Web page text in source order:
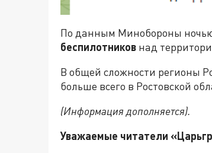
По данным Минобороны
беспилотников над
В общей сложности регионы
больше всего в Ростовской
(Информация дополняется).
Уважаемые читатели